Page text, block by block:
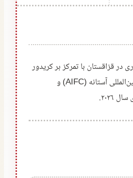
در قزاقستان با تمرکز بر کریدور
میانی، مرکز مالی بین‌المللی آستانه (AIFC) و